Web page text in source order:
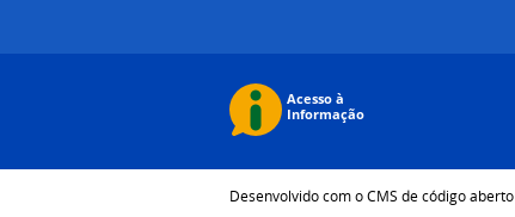
Desenvolvido com o CMS de código aberto